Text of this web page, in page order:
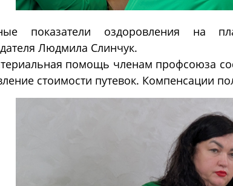
показатели оздоровления на
Людмила Слинчук.
помощь членам профсоюза
стоимости путевок. Компенсации